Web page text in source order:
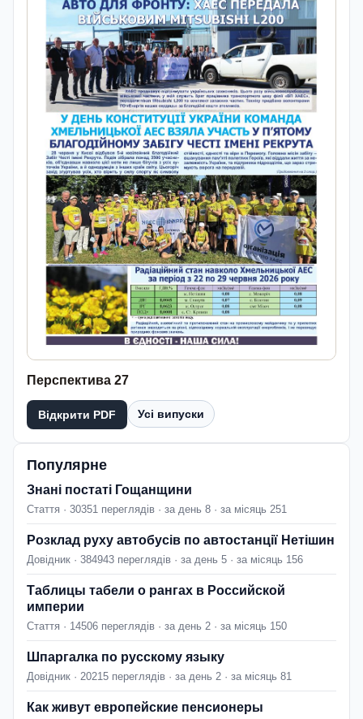
Перспектива 27
Відкрити PDF Усі випуски
Популярне
Знані постаті Гощанщини
Стаття · 30351 переглядів · за день 8 · за місяць 251
Розклад руху автобусів по автостанції Нетішин
Довідник · 384943 переглядів · за день 5 · за місяць 156
Таблицы табели о рангах в Российской
империи
Стаття · 14506 переглядів · за день 2 · за місяць 150
Шпаргалка по русскому языку
Довідник · 20215 переглядів · за день 2 · за місяць 81
Как живут европейские пенсионеры